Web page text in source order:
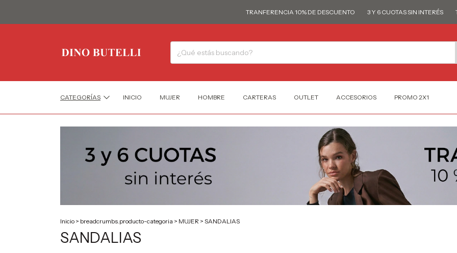
TRANFERENCIA 10% DE DESCUENTO 3 Y 6 CUOTAS SIN INTERÉS
CATEGORÍAS INICIO MUJER HOMBRE CARTERAS OUTLET ACCESORIOS PROMO 2X1
Inicio > breadcrumbs.producto-categoria > MUJER > SANDALIAS
SANDALIAS